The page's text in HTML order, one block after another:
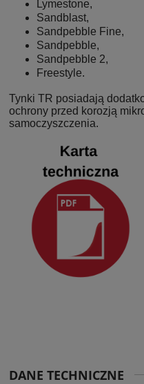
Lymestone,
Sandblast,
Sandpebble Fine,
Sandpebble,
Sandpebble 2,
Freestyle.
Tynki TR posiadają
ochrony przed korozją
samoczyszczenia.
DANE TECHNICZNE